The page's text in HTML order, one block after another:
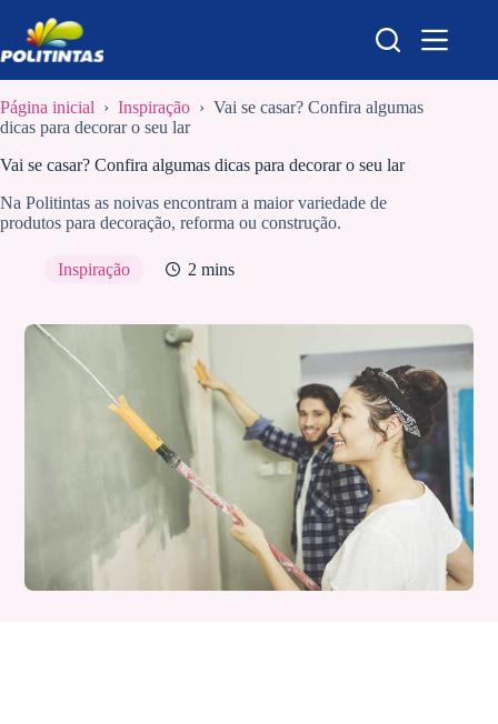
para
o
conteúdo
Página inicial › Inspiração › Vai se casar? Confira algumas
dicas para decorar o seu lar
Vai se casar? Confira algumas dicas para decorar o seu lar
Na Politintas as noivas encontram a maior variedade de
produtos para decoração, reforma ou construção.
Inspiração 2 mins